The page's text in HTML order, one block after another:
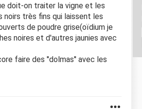
doit-on traiter la vigne et les
très fins qui laissent les
de poudre grise(oïdium je
noires et d'autres jaunies avec
faire des ''dolmas'' avec les